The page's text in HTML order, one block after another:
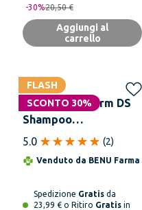
-30%20,50 €
Aggiungi al
carrello
FLASH
SCONTO 30%
BIONIKE Triderm DS
Shampoo
Trattamento Tubo 125
5.0 (2)
Venduto da BENU Farma
Spedizione Gratis da
23,99 € o Ritiro Gratis in